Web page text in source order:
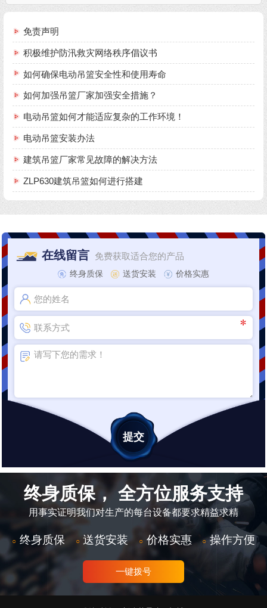
免责声明
积极维护防汛救灾网络秩序倡议书
如何确保电动吊篮安全性和使用寿命
如何加强吊篮厂家加强安全措施？
电动吊篮如何才能适应复杂的工作环境！
电动吊篮安装办法
建筑吊篮厂家常见故障的解决方法
ZLP630建筑吊篮如何进行搭建
在线留言 免费获取适合您的产品
终身质保 送货安装 价格实惠
终身质保， 全方位服务支持
用事实证明我们对生产的每台设备都要求精益求精
○ 终身质保 ○ 送货安装 ○ 价格实惠 ○ 操作方便
一键拨号